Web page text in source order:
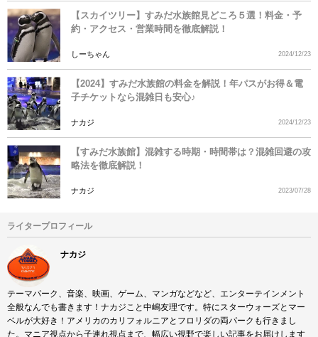
【スカイツリー】すみだ水族館見どころ５選！料金・予
約・アクセス・営業時間を徹底解説！
しーちゃん 2024/12/23
【2024】すみだ水族館の料金を解説！年パスがお得＆電
子チケットなら混雑日も安心♪
ナカジ 2024/12/23
【すみだ水族館】混雑する時期・時間帯は？混雑回避の攻
略法を徹底解説！
ナカジ 2023/07/28
ライタープロフィール
ナカジ
テーマパーク、音楽、映画、ゲーム、マンガなどなど、エンターテインメント
全般なんでも書きます！ナカジこと中嶋友理です。特にスターウォーズとマー
ベルが大好き！アメリカのカリフォルニアとフロリダの両パークも行きまし
た。マニア視点から子連れ視点まで、幅広い視野で楽しい記事をお届けします